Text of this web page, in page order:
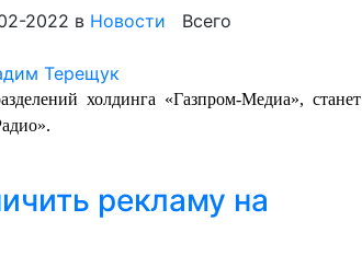
2022 в Новости Всего
холдинга «Газпром-Медиа», станет
рекламу на